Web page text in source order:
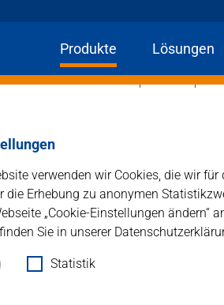
verwenden wir Cookies, die wir
die Erhebung zu anonymen
„Cookie-Einstellungen ändern“
Sie in unserer
Statistik
Produkte Lösungen
Betonwerkstein.
von polierten
zur Erstpflege von